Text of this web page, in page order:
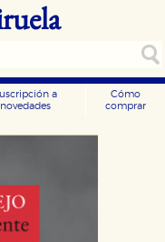
a
novedades
Cómo
comprar